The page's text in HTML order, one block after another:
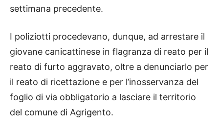
settimana precedente.
I poliziotti procedevano, dunque, ad arrestare il
giovane canicattinese in flagranza di reato per il
reato di furto aggravato, oltre a denunciarlo per
il reato di ricettazione e per l’inosservanza del
foglio di via obbligatorio a lasciare il territorio
del comune di Agrigento.